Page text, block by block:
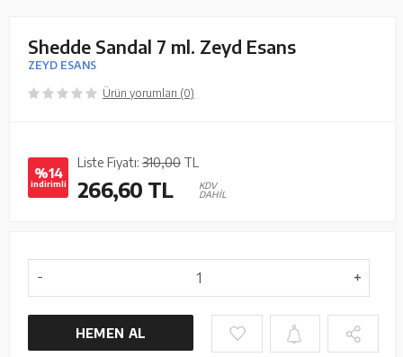
Shedde Sandal 7 ml. Zeyd Esans
ZEYD ESANS
Ürün yorumları (0)
%14
indirimli
Liste Fiyatı: 310,00 TL
266,60 TL
KDV
DAHİL
HEMEN AL